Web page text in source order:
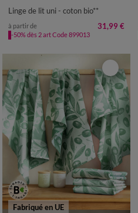
Linge de lit uni - coton bio**
à partir de 31,99 €
-50% dès 2 art Code 899013
Fabriqué en UE